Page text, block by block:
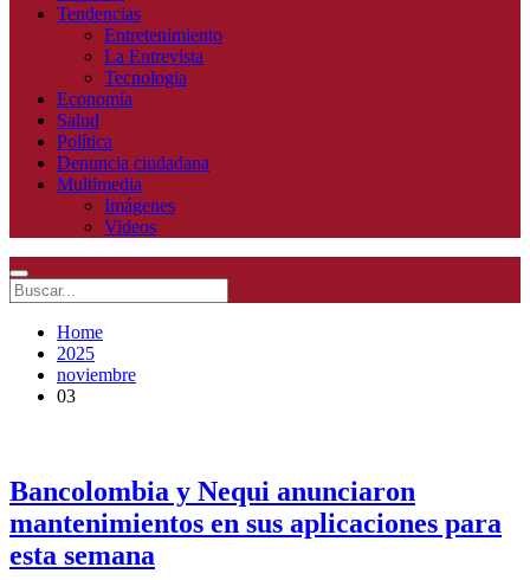
Tendencias
Entretenimiento
La Entrevista
Tecnologia
Economía
Salud
Política
Denuncia ciudadana
Multimedia
Imágenes
Videos
Home
2025
noviembre
03
Bancolombia y Nequi anunciaron
mantenimientos en sus aplicaciones para
esta semana